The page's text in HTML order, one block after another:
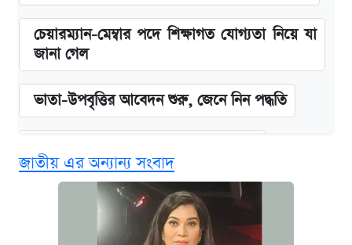
চেয়ারম্যান-মেম্বার পদে শিক্ষাগত যোগ্যতা নিয়ে যা
জানা গেল
ভাতা-উপবৃত্তির আবেদন শুরু, জেনে নিন পদ্ধতি
‘গুলশানের চামেলি’ তে যৌনকর্মীর দালাল অ্যাডলফ
জাতীয় এর অন্যান্য সংবাদ